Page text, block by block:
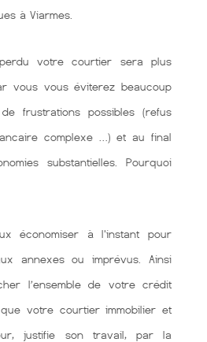
à Viarmes.
votre courtier sera plus
vous vous éviterez beaucoup
frustrations possibles (refus
complexe …) et au final
substantielles. Pourquoi
économiser à l'instant pour
annexes ou imprévus. Ainsi
l’ensemble de votre crédit
que votre courtier immobilier et
justifie son travail, par la